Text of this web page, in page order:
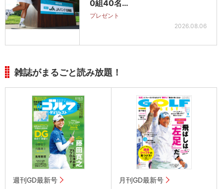
0組40名…
プレゼント
2026.08.06
雑誌がまるごと読み放題！
週刊GD最新号 月刊GD最新号